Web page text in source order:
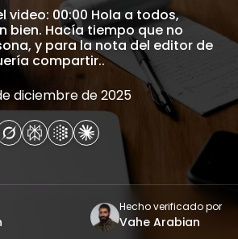
video: 00:00 Hola a todos,
bien. Hacía tiempo que no
y para la nota del editor de
compartir..
diciembre de 2025
Hecho verificado por
Vahe Arabian